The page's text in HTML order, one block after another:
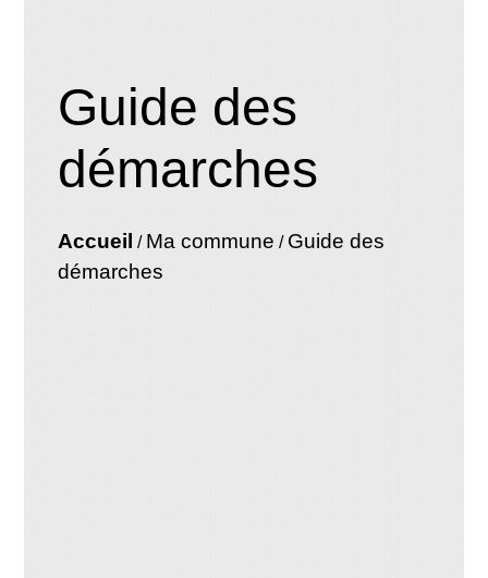
Guide des
démarches
Accueil / Ma commune / Guide des
démarches